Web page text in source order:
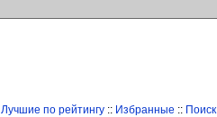
Лучшие по рейтингу :: Избранные :: Поиск